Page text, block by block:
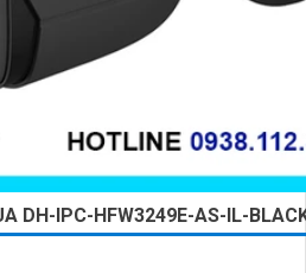
DH-IPC-HFW3249E-AS-IL-